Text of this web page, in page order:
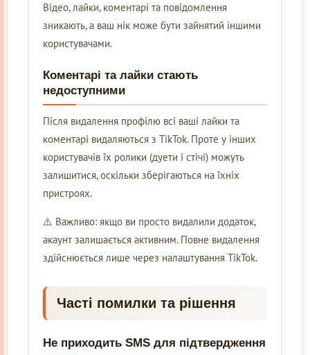
Відео, лайки, коментарі та повідомлення
зникають, а ваш нік може бути зайнятий іншими
користувачами.
Коментарі та лайки стають
недоступними
Після видалення профілю всі ваші лайки та
коментарі видаляються з TikTok. Проте у інших
користувачів їх ролики (дуети і стічі) можуть
залишитися, оскільки зберігаються на їхніх
пристроях.
⚠️ Важливо: якщо ви просто видалили додаток,
акаунт залишається активним. Повне видалення
здійснюється лише через налаштування TikTok.
Часті помилки та рішення
Не приходить SMS для підтвердження